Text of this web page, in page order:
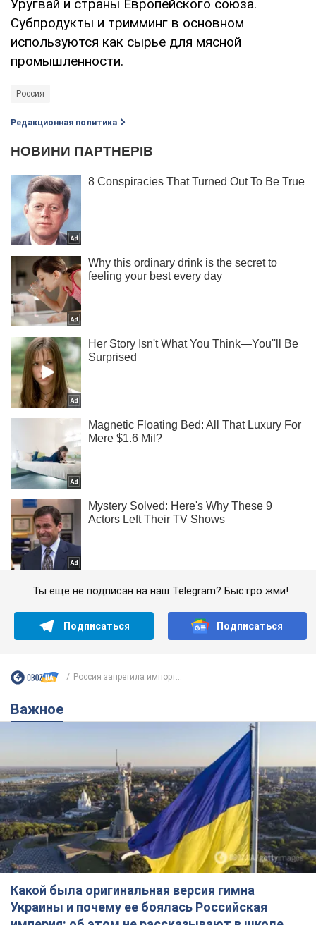
Уругвай и страны Европейского союза.
Субпродукты и тримминг в основном
используются как сырье для мясной
промышленности.
Россия
Редакционная политика
Ты еще не подписан на наш Telegram? Быстро жми!
Подписаться Подписаться
Россия запретила импорт...
Важное
Какой была оригинальная версия гимна
Украины и почему ее боялась Российская